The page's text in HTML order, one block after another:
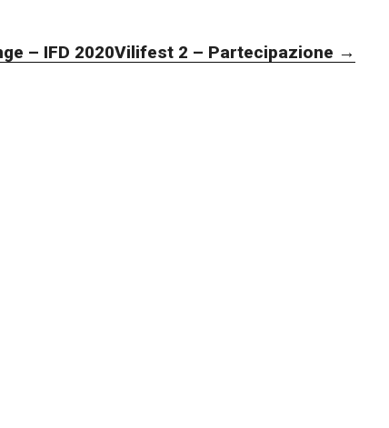
– IFD 2020Vilifest 2 – Partecipazione →